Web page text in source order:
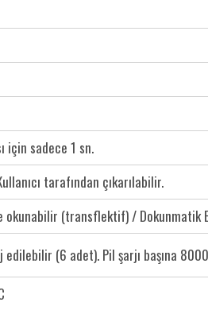
için sadece 1 sn.
tarafından çıkarılabilir.
okunabilir (transflektif) / Dokunmatik
edilebilir (6 adet). Pil şarjı başına